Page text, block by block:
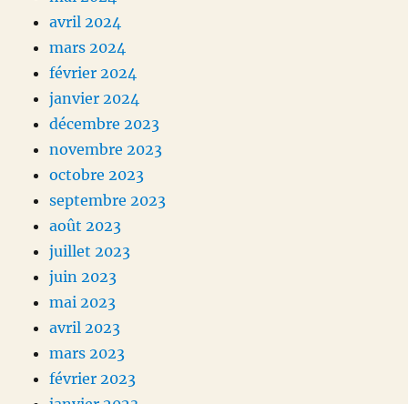
avril 2024
mars 2024
février 2024
janvier 2024
décembre 2023
novembre 2023
octobre 2023
septembre 2023
août 2023
juillet 2023
juin 2023
mai 2023
avril 2023
mars 2023
février 2023